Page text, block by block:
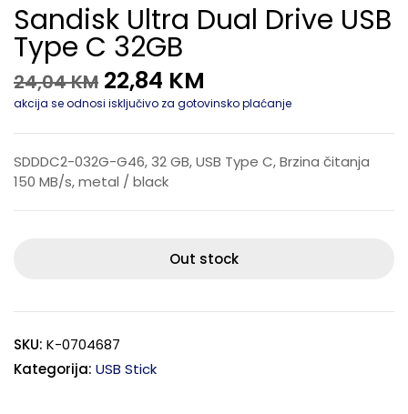
Sandisk Ultra Dual Drive USB
Type C 32GB
24,04KM 22,84 KM
akcija se odnosi isključivo za gotovinsko plaćanje
SDDDC2-032G-G46, 32 GB, USB Type C, Brzina čitanja
150 MB/s, metal / black
Out stock
SKU: K-0704687
Kategorija: USB Stick